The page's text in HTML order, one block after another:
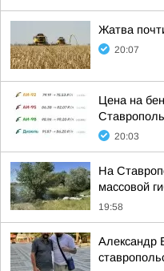
Жатва
20:07
Цена на
20:03
На
массовой
19:58
Александр